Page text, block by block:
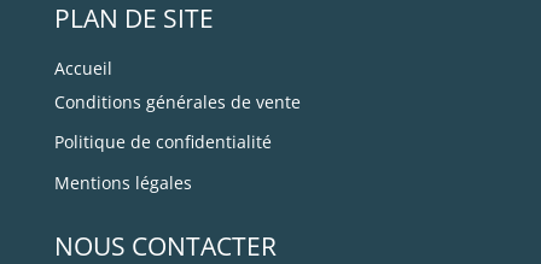
PLAN DE SITE
Accueil
Conditions générales de vente
Politique de confidentialité
Mentions légales
NOUS CONTACTER